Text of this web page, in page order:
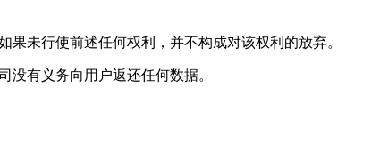
未行使前述任何权利，并不构成对该权利的放弃。
没有义务向用户返还任何数据。